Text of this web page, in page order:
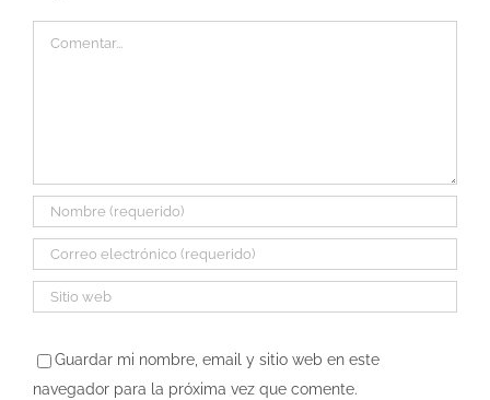
Comentar
Guardar mi nombre, email y sitio web en este
navegador para la próxima vez que comente.